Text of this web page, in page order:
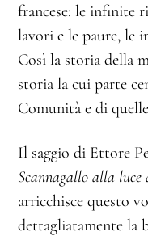
francese: le infinite
lavori e le paure, le
Così la storia della
storia la cui parte
Comunità e di
Il saggio di Ettore
Scannagallo alla
arricchisce questo
dettagliatamente la